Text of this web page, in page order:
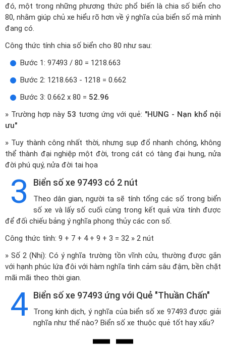
đó, một trong những phương thức phổ biến là chia số biển cho
80, nhằm giúp chủ xe hiểu rõ hơn về ý nghĩa của biển số mà mình
đang có.
Công thức tính chia số biển cho 80 như sau:
Bước 1: 97493 / 80 = 1218.663
Bước 2: 1218.663 - 1218 = 0.662
Bước 3: 0.662 x 80 = 52.96
» Trường hợp này 53 tương ứng với quẻ: "HUNG - Nạn khổ nội
ưu"
» Tuy thành công nhất thời, nhưng sụp đổ nhanh chóng, không
thể thành đại nghiệp một đời, trong cát có tàng đại hung, nửa
đời phú quý, nửa đời tai họa
3 Biển số xe 97493 có 2 nút
Theo dân gian, người ta sẽ tính tổng các số trong biển
số xe và lấy số cuối cùng trong kết quả vừa tính được
để đối chiếu bảng ý nghĩa phong thủy các con số.
Công thức tính: 9 + 7 + 4 + 9 + 3 = 32 » 2 nút
» Số 2 (Nhị): Có ý nghĩa trường tồn vĩnh cửu, thường được gắn
với hạnh phúc lứa đôi với hàm nghĩa tình cảm sâu đậm, bền chặt
mãi mãi theo thời gian.
4 Biển số xe 97493 ứng với Quẻ "Thuần Chấn"
Trong kinh dịch, ý nghĩa của biển số xe 97493 được giải
nghĩa như thế nào? Biển số xe thuộc quẻ tốt hay xấu?